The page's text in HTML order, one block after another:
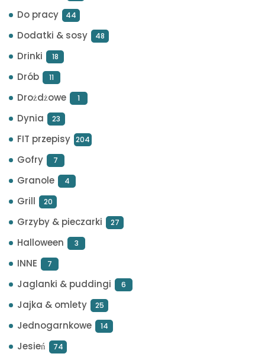
Do pracy 44
Dodatki & sosy 48
Drinki 18
Drób 11
Drożdżowe 1
Dynia 23
FIT przepisy 204
Gofry 7
Granole 4
Grill 20
Grzyby & pieczarki 27
Halloween 3
INNE 7
Jaglanki & puddingi 6
Jajka & omlety 25
Jednogarnkowe 14
Jesień 74